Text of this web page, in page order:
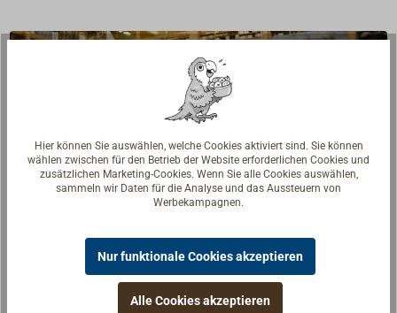
Fragen zum Artikel?
Hier können Sie auswählen, welche Cookies aktiviert sind. Sie können
wählen zwischen für den Betrieb der Website erforderlichen Cookies und
zusätzlichen Marketing-Cookies. Wenn Sie alle Cookies auswählen,
sammeln wir Daten für die Analyse und das Aussteuern von
Werbekampagnen.
Nur funktionale Cookies akzeptieren
Alle Cookies akzeptieren